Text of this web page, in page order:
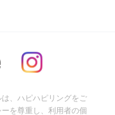
、ハピハピリングをご
を尊重し、利用者の個